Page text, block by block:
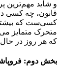
و شاید مهم‌ترین
قانون، چه کسی
کسی‌ست که
متحرک متمایز
که هر روز در
بخش دوم: